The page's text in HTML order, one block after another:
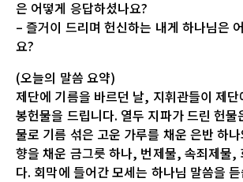
은 어떻게 응답하셨나요?
– 즐거이 드리며 헌신하는 내게 하나님은
요?
(오늘의 말씀 요약)
제단에 기름을 바르던 날, 지휘관들이 제단
봉헌물을 드립니다. 열두 지파가 드린 헌물
물로 기름 섞은 고운 가루를 채운 은반 하
향을 채운 금그릇 하나, 번제물, 속죄제물,
다. 회막에 들어간 모세는 하나님 말씀을